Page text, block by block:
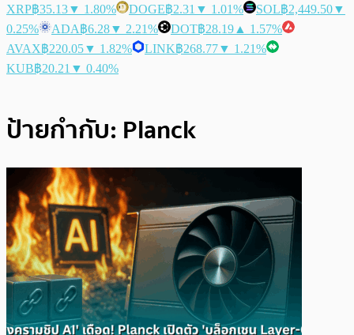
XRP฿35.13▼ 1.80% DOGE฿2.31 ▼ 1.01% SOL฿2,449.50▼
0.25%
ADA฿6.28▼ 2.21% DOT฿28.19 ▲ 1.57%
AVAX฿220.05▼ 1.82% LINK฿268.77▼ 1.21%
KUB฿20.21 ▼ 0.40%
ป้ายกำกับ: Planck